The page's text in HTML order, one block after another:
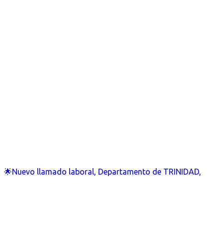
🌟Nuevo llamado laboral, Departamento de TRINIDAD,